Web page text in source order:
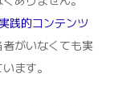
践的コンテンツ
者がいなくても実
ます。